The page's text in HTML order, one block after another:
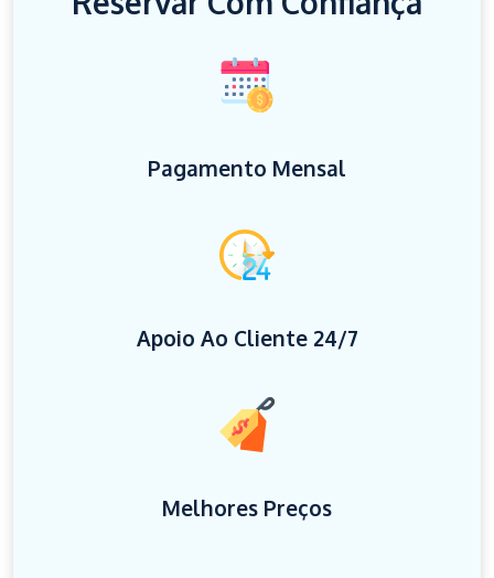
Pagamento Mensal
Apoio Ao Cliente 24/7
Melhores Preços